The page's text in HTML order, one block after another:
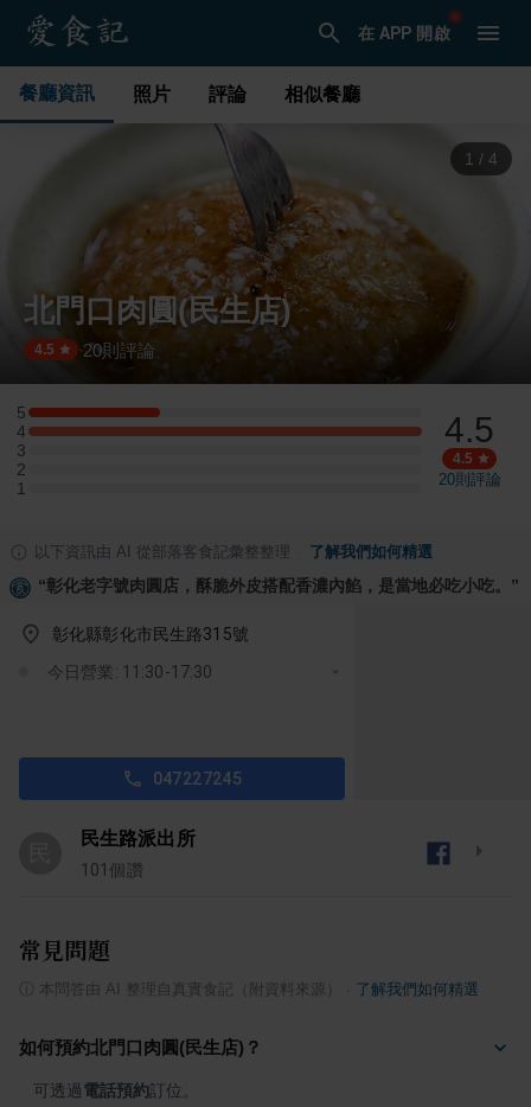
在 APP 開啟
餐廳資訊 照片 評論 相似餐廳
2 / 4
北門口肉圓(民生店)
4.5 ·20則評論
5
5 星：1 則評論
4
4 星：3 則評論
3
3 星：0 則評論
2
2 星：0 則評論
1
1 星：0 則評論
4.5
4.5
20則評論
以下資訊由 AI 從部落客食記彙整整理 了解我們如何精選
“彰化老字號肉圓店，酥脆外皮搭配香濃內餡，是當地必吃小吃。 ”
彰化縣彰化市民生路315號
今日營業: 11:30-17:30
047227245
民生路派出所
101 個讚
常見問題
本問答由 AI 整理自真實食記（附資料來源） 了解我們如何精選
如何預約北門口肉圓(民生店)？
可透過電話預約訂位。